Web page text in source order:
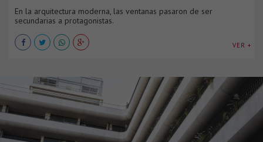
En la arquitectura moderna, las ventanas pasaron de ser
secundarias a protagonistas.
VER +